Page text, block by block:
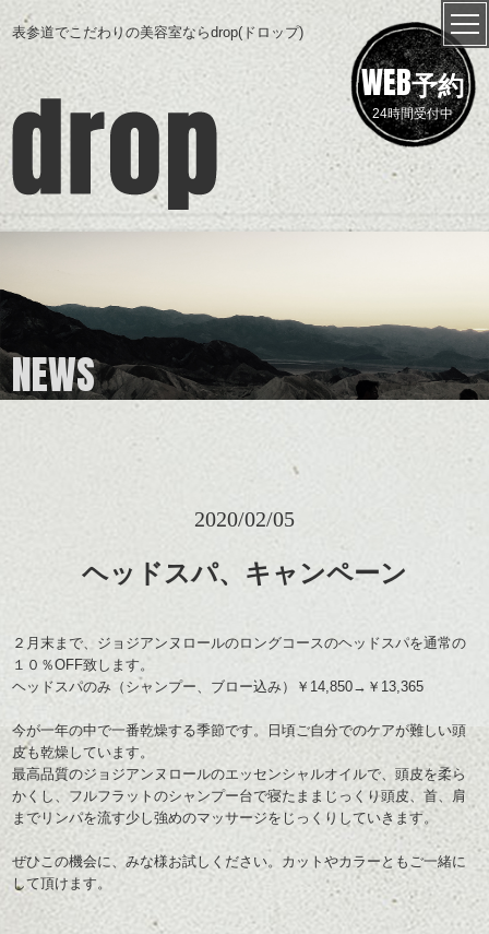
表参道でこだわりの美容室ならdrop(ドロップ)
WEB予約
24時間受付中
NEWS
2020/02/05
ヘッドスパ、キャンペーン
２月末まで、ジョジアンヌロールのロングコースのヘッドスパを通常の
１０％OFF致します。
ヘッドスパのみ（シャンプー、ブロー込み）￥14,850→￥13,365
今が一年の中で一番乾燥する季節です。日頃ご自分でのケアが難しい頭
皮も乾燥しています。
最高品質のジョジアンヌロールのエッセンシャルオイルで、頭皮を柔ら
かくし、フルフラットのシャンプー台で寝たままじっくり頭皮、首、肩
までリンパを流す少し強めのマッサージをじっくりしていきます。
ぜひこの機会に、みな様お試しください。カットやカラーともご一緒に
して頂けます。